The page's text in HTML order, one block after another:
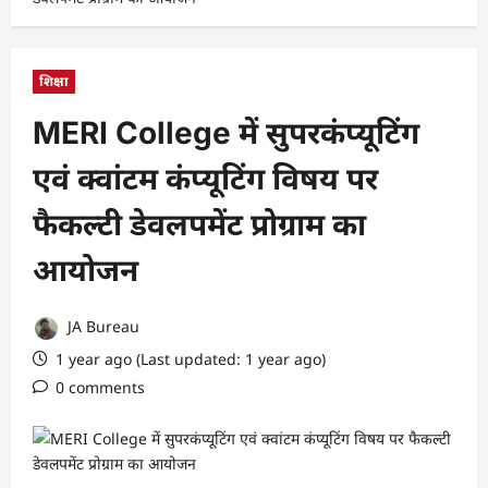
शिक्षा
MERI College में सुपरकंप्यूटिंग
एवं क्वांटम कंप्यूटिंग विषय पर
फैकल्टी डेवलपमेंट प्रोग्राम का
आयोजन
JA Bureau
1 year ago (Last updated: 1 year ago)
0 comments